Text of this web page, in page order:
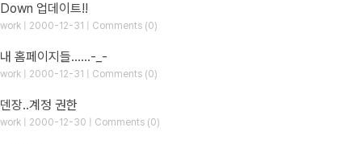
Down 업데이트!!
work | 2000-12-31 | Comments (0)
내 홈페이지들......-_-
work | 2000-12-31 | Comments (0)
덴장..계정 권한
work | 2000-12-30 | Comments (0)